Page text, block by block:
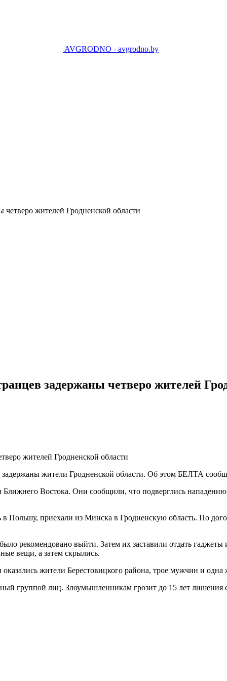
AVGRODNO - avgrodno.by
четверо жителей Гродненской области
задержаны четверо жителей
задержаны жители Гродненской области. Об этом БЕЛТА
Востока. Они сообщили, что подверглись
в Польшу, приехали из Минска в Гродненскую область. По
рекомендовано выйти. Затем их заставили отдать
вещи, а затем скрылись.
жители Берестовицкого района, трое мужчин и
группой лиц. Злоумышленникам грозит до 15 лет лишения